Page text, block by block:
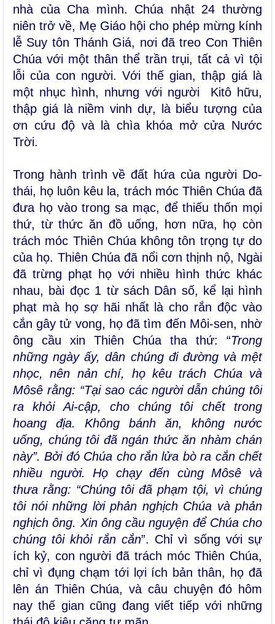
nhà của Cha mình. Chúa nhật 24 thường
niên trở về, Mẹ Giáo hội cho phép mừng kính
lễ Suy tôn Thánh Giá, nơi đã treo Con Thiên
Chúa với một thân thể trần trụi, tất cả vì tội
lỗi của con người. Với thế gian, thập giá là
một nhục hình, nhưng với người Kitô hữu,
thập giá là niềm vinh dự, là biểu tượng của
ơn cứu độ và là chìa khóa mở cửa Nước
Trời.
Trong hành trình về đất hứa của người Do-
thái, họ luôn kêu la, trách móc Thiên Chúa đã
đưa họ vào trong sa mạc, để thiếu thốn mọi
thứ, từ thức ăn đồ uống, hơn nữa, họ còn
trách móc Thiên Chúa không tôn trọng tự do
của họ. Thiên Chúa đã nổi cơn thịnh nộ, Ngài
đã trừng phạt họ với nhiều hình thức khác
nhau, bài đọc 1 từ sách Dân số, kể lại hình
phạt mà họ sợ hãi nhất là cho rắn độc vào
cắn gây tử vong, họ đã tìm đến Môi-sen, nhờ
ông cầu xin Thiên Chúa tha thứ: “Trong
những ngày ấy, dân chúng đi đường và mệt
nhọc, nên nản chí, họ kêu trách Chúa và
Môsê rằng: “Tại sao các người dẫn chúng tôi
ra khỏi Ai-cập, cho chúng tôi chết trong
hoang địa. Không bánh ăn, không nước
uống, chúng tôi đã ngán thức ăn nhàm chán
này”. Bởi đó Chúa cho rắn lửa bò ra cắn chết
nhiều người. Họ chạy đến cùng Môsê và
thưa rằng: “Chúng tôi đã phạm tội, vì chúng
tôi nói những lời phản nghịch Chúa và phản
nghịch ông. Xin ông cầu nguyện để Chúa cho
chúng tôi khỏi rắn cắn”. Chỉ vì sống với sự
ích kỷ, con người đã trách móc Thiên Chúa,
chỉ vì đụng chạm tới lợi ích bản thân, họ đã
lên án Thiên Chúa, và câu chuyện đó hôm
nay thế gian cũng đang viết tiếp với những